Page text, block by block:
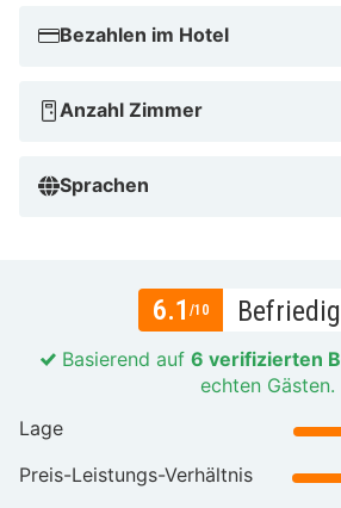
Bezahlen im Hotel
Anzahl Zimmer
Sprachen
6.1 /10
Basierend auf 6 verifizierten
echten Gästen.
Lage
Preis-Leistungs-Verhältnis